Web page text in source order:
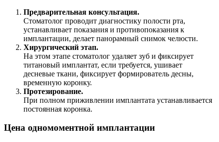
Предварительная консультация.
Стоматолог проводит диагностику полости рта,
устанавливает показания и противопоказания к
имплантации, делает панорамный снимок челюсти.
Хирургический этап.
На этом этапе стоматолог удаляет зуб и фиксирует
титановый имплантат, если требуется, ушивает
десневые ткани, фиксирует формирователь десны,
временную коронку.
Протезирование.
При полном приживлении имплантата устанавливается
постоянная коронка.
Цена одномоментной имплантации